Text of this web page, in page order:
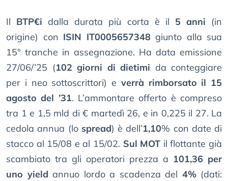
Il BTP€i dalla durata più corta è il 5 anni (in
origine) con ISIN IT0005657348giunto alla sua
15° tranche in assegnazione. Ha data emissione
27/06/’25 (102 giorni di dietimi da conteggiare
per i neo sottoscrittori) e verrà rimborsato il 15
agosto del ’31. L’ammontare offerto è compreso
tra 1 e 1,5 mld di € martedì 26, e in 0,225 il 27. La
cedola annua (lo spread) è dell’1,10% con date di
stacco al 15/08 e al 15/02. Sul MOT il flottante già
scambiato tra gli operatori prezza a 101,36 per
uno yield annuo lordo a scadenza del 4%(dati: